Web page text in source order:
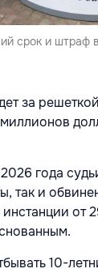
срок и штраф
за
миллионов
года
так и
от
10-